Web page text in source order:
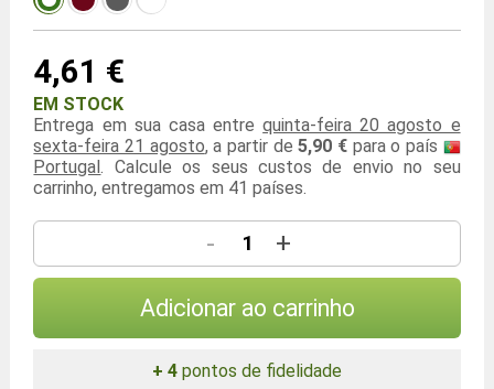
4,61 €
EM STOCK
Entrega em sua casa entrequinta-feira 20 agosto e
sexta-feira 21 agosto, a partir de5,90 € para o país
Portugal . Calcule os seus custos de envio no seu
carrinho, entregamos em 41 países.
- +
Adicionar ao carrinho
+ 4 pontos de fidelidade